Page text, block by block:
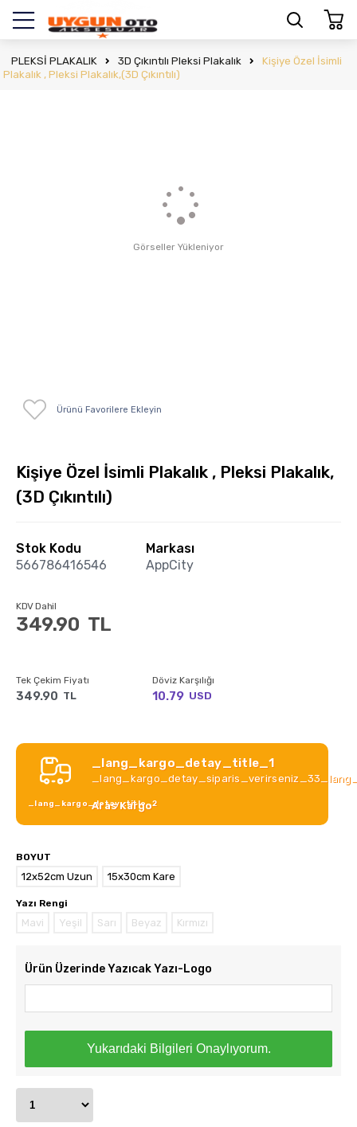
PLEKSİ PLAKALIK 3D Çıkıntılı Pleksi Plakalık
Kişiye Özel İsimli
Plakalık , Pleksi Plakalık,(3D Çıkıntılı)
Görseller Yükleniyor
Ürünü Favorilere Ekleyin
Kişiye Özel İsimli Plakalık , Pleksi Plakalık,
(3D Çıkıntılı)
Stok Kodu
566786416546
Markası
AppCity
349.90 TL
KDV Dahil
Tek Çekim Fiyatı
349.90 TL
Döviz Karşılığı
10.79 USD
_lang_kargo_detay_title_1
_lang_kargo_detay_title_2
Aras Kargo
BOYUT
12x52cm Uzun 15x30cm Kare
Yazı Rengi
Mavi Yeşil Sarı Beyaz Kırmızı
Ürün Üzerinde Yazıcak Yazı-Logo
Yukarıdaki Bilgileri Onaylıyorum.